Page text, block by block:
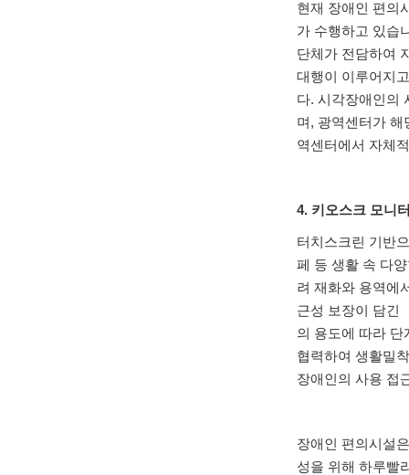
현재 장애인 편의
가 수행하고 있습
단체가 전담하여
대행이 이루어지
다. 시각장애인의
며 , 광역센터가 해
역센터에서 자체
4. 키오스크 모니
터치스크린 기반
페 등 생활 속 다
려 재화와 용역에
근성 보장이 담긴
의 용도에 따라
협력하여 생활밀
장애인의 사용 접
장애인 편의시설
성을 위해 하루빨